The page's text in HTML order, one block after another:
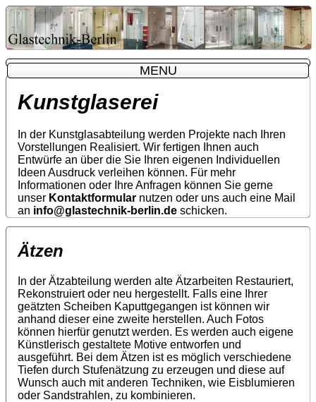
MENU
MENU
Kunstglaserei
In der Kunstglasabteilung werden Projekte nach Ihren
Vorstellungen Realisiert. Wir fertigen Ihnen auch
Entwürfe an über die Sie Ihren eigenen Individuellen
Ideen Ausdruck verleihen können. Für mehr
Informationen oder Ihre Anfragen können Sie gerne
unser Kontaktformular nutzen oder uns auch eine Mail
an info@glastechnik-berlin.de schicken.
Ätzen
In der Ätzabteilung werden alte Ätzarbeiten Restauriert,
Rekonstruiert oder neu hergestellt. Falls eine Ihrer
geätzten Scheiben Kaputtgegangen ist können wir
anhand dieser eine zweite herstellen. Auch Fotos
können hierfür genutzt werden. Es werden auch eigene
Künstlerisch gestaltete Motive entworfen und
ausgeführt. Bei dem Ätzen ist es möglich verschiedene
Tiefen durch Stufenätzung zu erzeugen und diese auf
Wunsch auch mit anderen Techniken, wie Eisblumieren
oder Sandstrahlen, zu kombinieren.